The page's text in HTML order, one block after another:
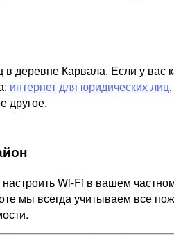
деревне Карвала. Если у вас
интернет для юридических лиц
другое.
Wi-Fi в вашем
мы всегда учитываем все